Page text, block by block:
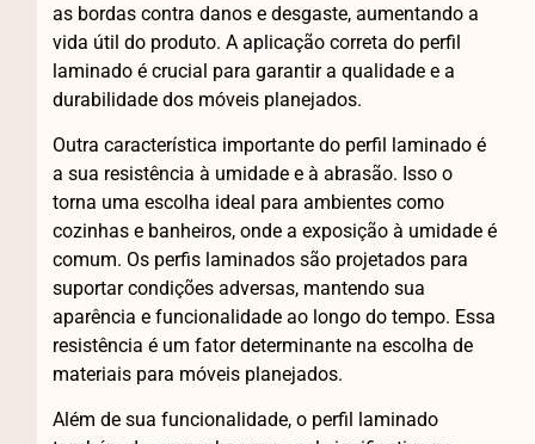
as bordas contra danos e desgaste, aumentando a
vida útil do produto. A aplicação correta do perfil
laminado é crucial para garantir a qualidade e a
durabilidade dos móveis planejados.
Outra característica importante do perfil laminado é
a sua resistência à umidade e à abrasão. Isso o
torna uma escolha ideal para ambientes como
cozinhas e banheiros, onde a exposição à umidade é
comum. Os perfis laminados são projetados para
suportar condições adversas, mantendo sua
aparência e funcionalidade ao longo do tempo. Essa
resistência é um fator determinante na escolha de
materiais para móveis planejados.
Além de sua funcionalidade, o perfil laminado